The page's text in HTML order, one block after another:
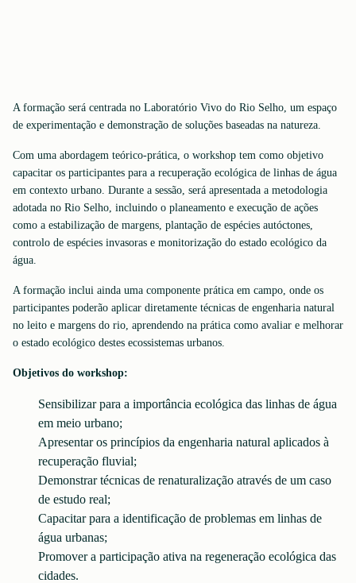
A formação será centrada no Laboratório Vivo do Rio Selho, um espaço
de experimentação e demonstração de soluções baseadas na natureza.
Com uma abordagem teórico-prática, o workshop tem como objetivo
capacitar os participantes para a recuperação ecológica de linhas de água
em contexto urbano. Durante a sessão, será apresentada a metodologia
adotada no Rio Selho, incluindo o planeamento e execução de ações
como a estabilização de margens, plantação de espécies autóctones,
controlo de espécies invasoras e monitorização do estado ecológico da
água.
A formação inclui ainda uma componente prática em campo, onde os
participantes poderão aplicar diretamente técnicas de engenharia natural
no leito e margens do rio, aprendendo na prática como avaliar e melhorar
o estado ecológico destes ecossistemas urbanos.
Objetivos do workshop:
Sensibilizar para a importância ecológica das linhas de água
em meio urbano;
Apresentar os princípios da engenharia natural aplicados à
recuperação fluvial;
Demonstrar técnicas de renaturalização através de um caso
de estudo real;
Capacitar para a identificação de problemas em linhas de
água urbanas;
Promover a participação ativa na regeneração ecológica das
cidades.